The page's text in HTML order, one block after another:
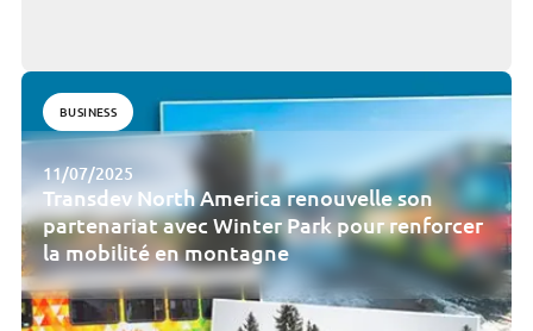
BUSINESS
11/07/2025
Transdev North America renouvelle son
partenariat avec Winter Park pour renforcer
la mobilité en montagne